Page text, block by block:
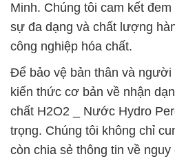
Minh. Chúng tôi cam kết
sự đa dạng và chất lượng
công nghiệp hóa chất.
Để bảo vệ bản thân và người
kiến thức cơ bản về nhận
chất H2O2 _ Nước Hydro
trọng. Chúng tôi không chỉ
còn chia sẻ thông tin về